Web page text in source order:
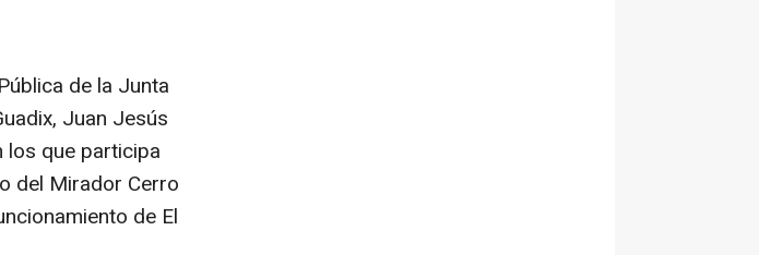
de la Junta
Juan Jesús
los que participa
del Mirador Cerro
de El